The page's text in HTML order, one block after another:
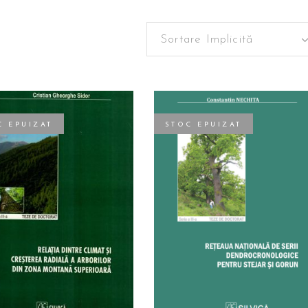
Sortare Implicită
EPUIZAT
MAI MULT
STOC EPUIZAT
CITEȘTE MAI MULT